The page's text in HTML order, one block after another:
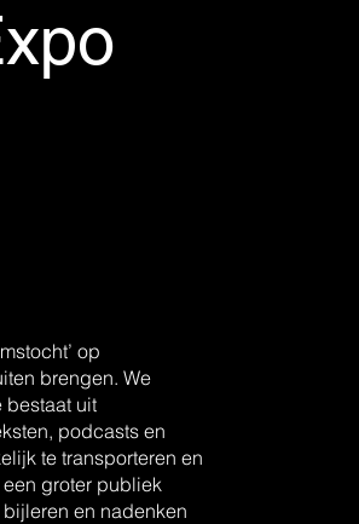
op
brengen. We
uit
podcasts en
te transporteren en
groter publiek
en nadenken